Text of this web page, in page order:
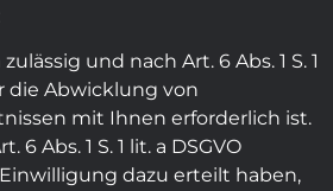
und nach Art. 6 Abs. 1 S. 1
die Abwicklung von
mit Ihnen erforderlich ist.
6 Abs. 1 S. 1 lit. a DSGVO
dazu erteilt haben,